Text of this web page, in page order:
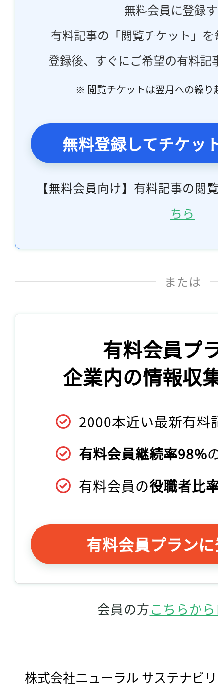
無料会員に登録
有料記事の「閲覧チケット」
登録後、すぐにご希望の有料記
※ 閲覧チケットは翌月への繰り
無料登録してチケッ
【無料会員向け】有料記事の閲
ちら
または
有料会員プ
企業内の情報収
2000本近い最新有料
有料会員継続率98%
有料会員の役職者比
有料会員プラン
会員の方こちらか
株式会社ニューラル サステナビ